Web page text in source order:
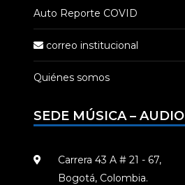
Auto Reporte COVID
correo institucional
Quiénes somos
SEDE MÚSICA – AUDIO
Carrera 43 A # 21 - 67,
Bogotá, Colombia.